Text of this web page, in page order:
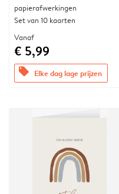
papierafwerkingen
Set van 10 kaarten
Vanaf
€ 5,99
offers Elke dag lage prijzen